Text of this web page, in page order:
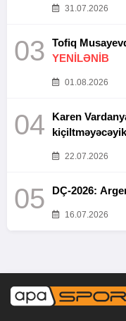
31.07.2026
03
YENİLƏNİB
01.08.2026
04
Karen
22.07.2026
05 DÇ-2026:
16.07.2026